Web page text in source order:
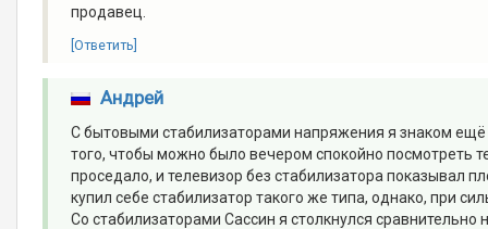
продавец.
[Ответить]
Андрей
С бытовыми стабилизаторами напряжения я знаком
того, чтобы можно было вечером спокойно посмотреть
проседало, и телевизор без стабилизатора показывал
купил себе стабилизатор такого же типа, однако, при
Со стабилизаторами Сассин я столкнулся